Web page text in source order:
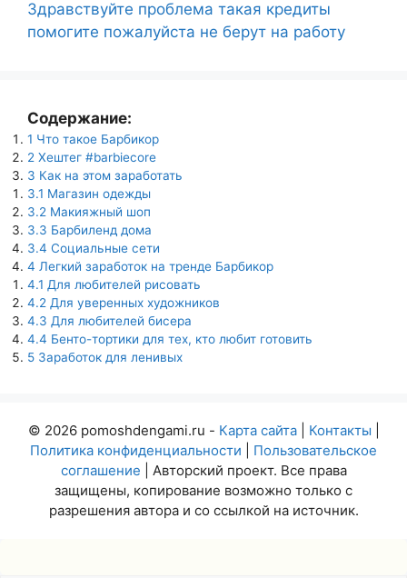
Здравствуйте проблема такая кредиты
помогите пожалуйста не берут на работу
Содержание:
1 Что такое Барбикор
2 Хештег #barbiecore
3 Как на этом заработать
3.1 Магазин одежды
3.2 Макияжный шоп
3.3 Барбиленд дома
3.4 Социальные сети
4 Легкий заработок на тренде Барбикор
4.1 Для любителей рисовать
4.2 Для уверенных художников
4.3 Для любителей бисера
4.4 Бенто-тортики для тех, кто любит готовить
5 Заработок для ленивых
© 2026 pomoshdengami.ru - Карта сайта| Контакты
Политика конфиденциальности
Пользовательское
соглашение | Авторский проект. Все права
защищены, копирование возможно только с
разрешения автора и со ссылкой на источник.